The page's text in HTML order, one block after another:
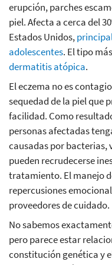
erupción, parches
piel. Afecta a cerca del
Estados Unidos,
adolescentes. El tipo
dermatitis atópica.
El eczema no es
sequedad de la piel que
facilidad. Como
personas afectadas
causadas por bacterias,
pueden recrudecerse
tratamiento. El manejo
repercusiones
proveedores de cuidado.
No sabemos
pero parece estar
constitución genética y